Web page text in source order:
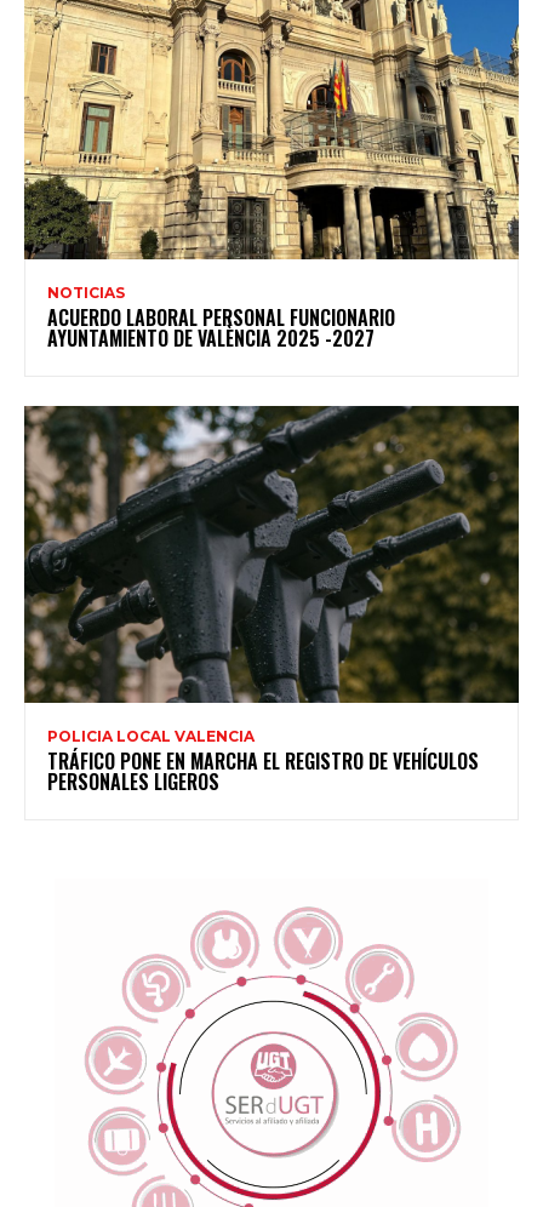
NOTICIAS
ACUERDO LABORAL PERSONAL FUNCIONARIO
AYUNTAMIENTO DE VALÈNCIA 2025 -2027
POLICIA LOCAL VALENCIA
TRÁFICO PONE EN MARCHA EL REGISTRO DE VEHÍCULOS
PERSONALES LIGEROS